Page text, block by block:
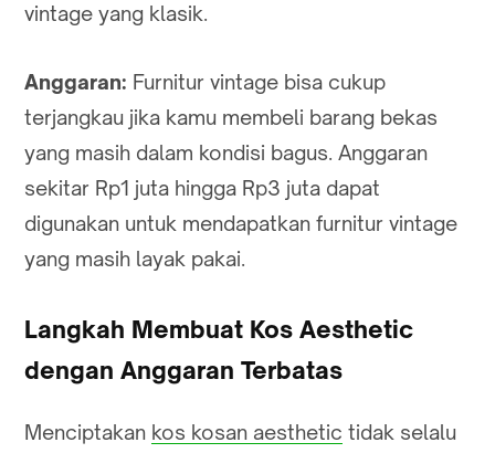
vintage yang klasik.
Anggaran: Furnitur vintage bisa cukup
terjangkau jika kamu membeli barang bekas
yang masih dalam kondisi bagus. Anggaran
sekitar Rp1 juta hingga Rp3 juta dapat
digunakan untuk mendapatkan furnitur vintage
yang masih layak pakai.
Langkah Membuat Kos Aesthetic
dengan Anggaran Terbatas
Menciptakan kos kosan aesthetic tidak selalu